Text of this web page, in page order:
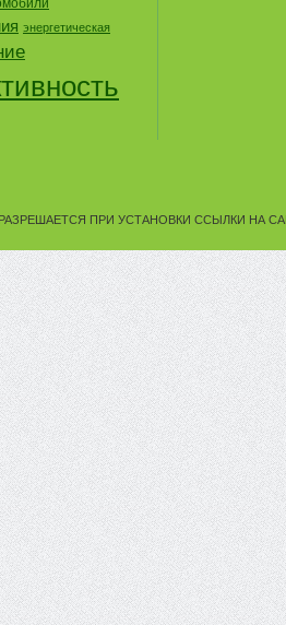
энергетическая
ПРИ УСТАНОВКИ ССЫЛКИ НА САЙТ